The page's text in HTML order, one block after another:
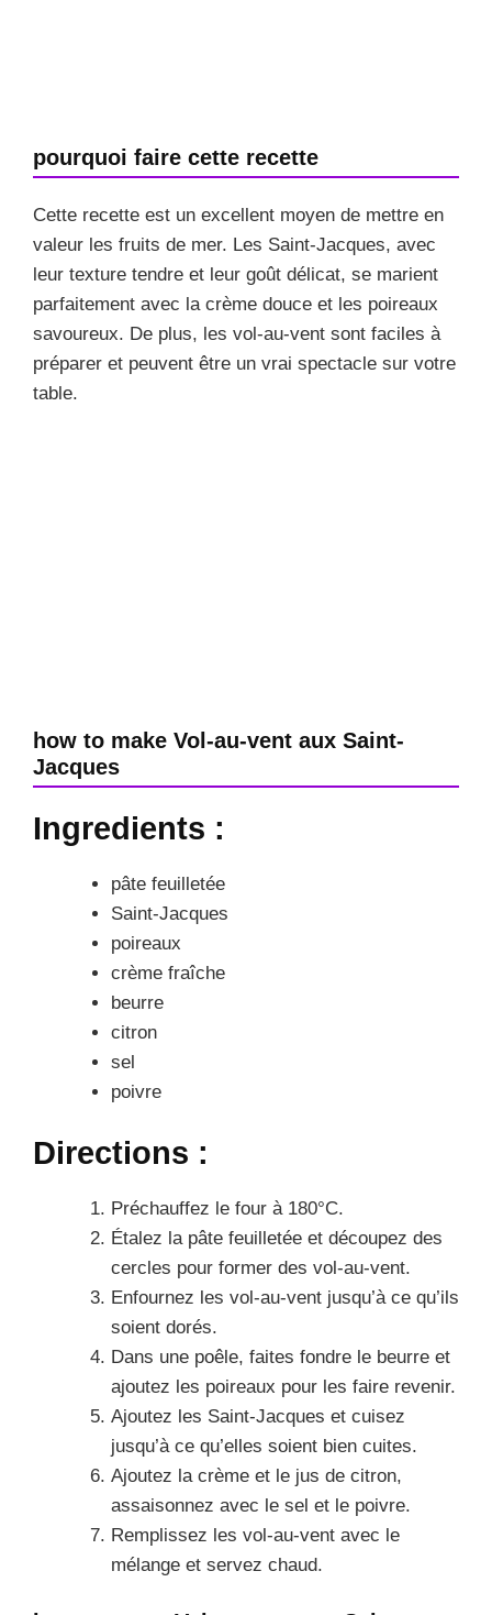
pourquoi faire cette recette
Cette recette est un excellent moyen de mettre en
valeur les fruits de mer. Les Saint-Jacques, avec
leur texture tendre et leur goût délicat, se marient
parfaitement avec la crème douce et les poireaux
savoureux. De plus, les vol-au-vent sont faciles à
préparer et peuvent être un vrai spectacle sur votre
table.
how to make Vol-au-vent aux Saint-
Jacques
Ingredients :
pâte feuilletée
Saint-Jacques
poireaux
crème fraîche
beurre
citron
sel
poivre
Directions :
Préchauffez le four à 180°C.
Étalez la pâte feuilletée et découpez des
cercles pour former des vol-au-vent.
Enfournez les vol-au-vent jusqu’à ce qu’ils
soient dorés.
Dans une poêle, faites fondre le beurre et
ajoutez les poireaux pour les faire revenir.
Ajoutez les Saint-Jacques et cuisez
jusqu’à ce qu’elles soient bien cuites.
Ajoutez la crème et le jus de citron,
assaisonnez avec le sel et le poivre.
Remplissez les vol-au-vent avec le
mélange et servez chaud.